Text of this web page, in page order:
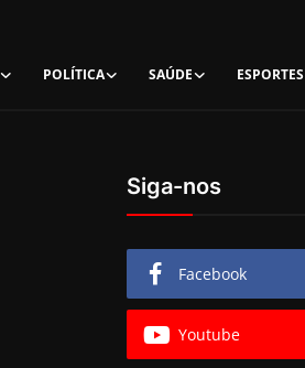
POLÍTICA SAÚDE ESPORTES
Siga-nos
Facebook
Youtube